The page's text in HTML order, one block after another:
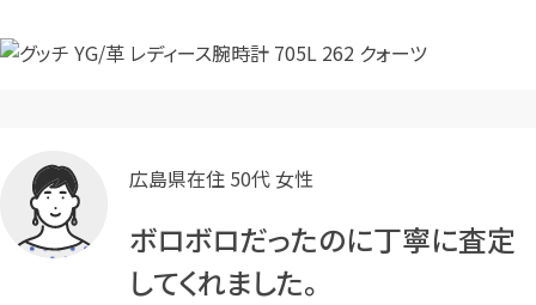
広島県在住 50代 女性
ボロボロだったのに丁寧に査定
してくれました。